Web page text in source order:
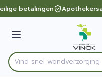
Ga naar de inhoud
1 van 1
betalingen
Menu
Product, merk,
Vind snel wondver